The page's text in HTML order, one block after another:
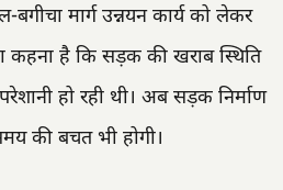
बगीचा मार्ग उन्नयन कार्य को लेकर
कहना है कि सड़क की खराब स्थिति
हो रही थी। अब सड़क निर्माण
की बचत भी होगी।